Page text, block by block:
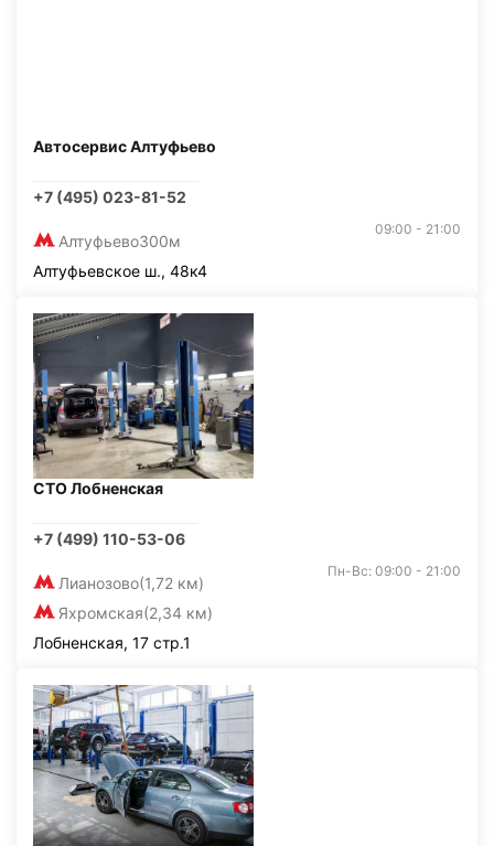
Автосервис Алтуфьево
+7 (495) 023-81-52
Алтуфьево300м
09:00 - 21:00
Алтуфьевское ш., 48к4
СТО Лобненская
+7 (499) 110-53-06
Лианозово(1,72 км)
Яхромская(2,34 км)
Пн-Вс: 09:00 - 21:00
Лобненская, 17 стр.1